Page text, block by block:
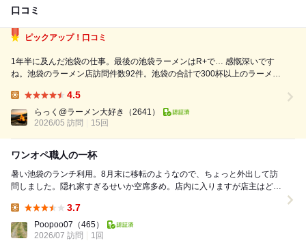
口コミ
ピックアップ！口コミ
1年半に及んだ池袋の仕事。最後の池袋ラーメンはR+で… 感慨深いです
ね。池袋のラーメン店訪問件数92件。池袋の合計で300杯以上のラーメン
ありますが気を取り直して。 先客1名。ちょうど店主が出ていて注文がで
きました。特製中華...
4.5
らっく@ラーメン大好き
（2641）
2026/05 訪問
15回
ワンオペ職人の一杯
暑い池袋のランチ利用。8月末に移転のようなので、ちょっと外出して訪
問しました。隠れ家すぎるせいか空席多め。店内に入りますが店主はどこ
3.7
Poopoo07 （465）
2026/07 訪問
1回